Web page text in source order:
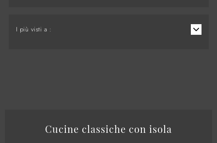
I più visti a :
Cucine classiche con isola